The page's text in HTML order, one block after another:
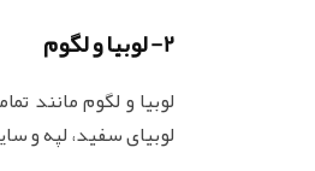
2- لوبیا و لگوم
لوبیا و لگوم مانند
لوبیای سفید، لپه و